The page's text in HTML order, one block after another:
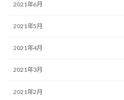
2021年6月
2021年5月
2021年4月
2021年3月
2021年2月